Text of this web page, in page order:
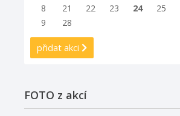
8
21 22 23 24 25
9
28
přidat akci
FOTO z akcí